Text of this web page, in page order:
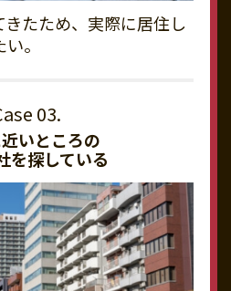
たため、実際に居住し
。
いところの
を探している